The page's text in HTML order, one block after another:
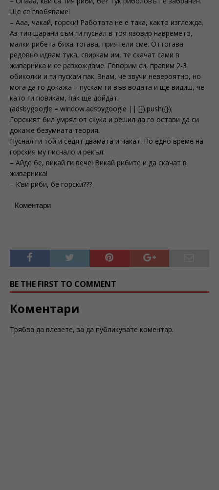
Ще се глобяваме!
– Ааа, чакай, горски! Работата не е така, както изглежда.
Аз тия шарани съм ги пуснал в тоя язовир навремето,
малки рибета бяха тогава, приятели сме. Оттогава
редовно идвам тука, свиркам им, те скачат сами в
живарника и се разхождаме. Говорим си, правим 2-3
обиколки и ги пускам пак. Знам, че звучи невероятно, но
мога да го докажа – пускам ги във водата и ще видиш, че
като ги повикам, пак ще дойдат.
(adsbygoogle = window.adsbygoogle || []).push({});
Горският бил умрял от скука и решил да го остави да си
докаже безумната теория.
Пуснал ги той и седят двамата и чакат. По едно време на
горския му писнало и рекъл:
– Айде бе, викай ги вече! Викай рибите и да скачат в
живарника!
– К’ви риби, бе горски???
Коментари
BE THE FIRST TO COMMENT
Коментари
Трябва да влезете, за да публикувате коментар.